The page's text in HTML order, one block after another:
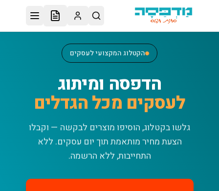
דלג לתוכן הראשי
הקטלוג המקצועי לעסקים
הדפסה ומיתוג
לעסקים מכל הגדלים
גלשו בקטלוג, הוסיפו מוצרים לבקשה — וקבלו
הצעת מחיר מותאמת תוך יום עסקים. ללא
התחייבות, ללא הרשמה.